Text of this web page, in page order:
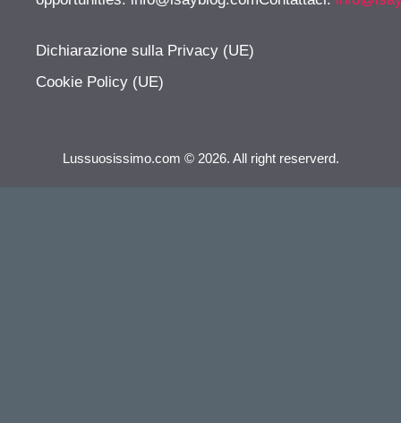
Dichiarazione sulla Privacy (UE)
Cookie Policy (UE)
Lussuosissimo.com © 2026. All right reserverd.